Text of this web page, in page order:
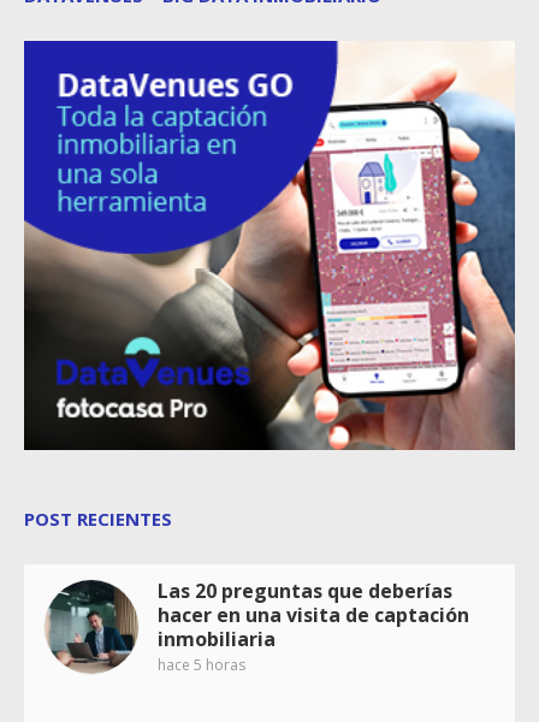
POST RECIENTES
Las 20 preguntas que deberías
hacer en una visita de captación
inmobiliaria
hace 5 horas